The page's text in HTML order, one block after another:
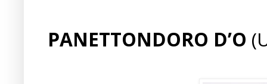
PANETTONDORO D’O